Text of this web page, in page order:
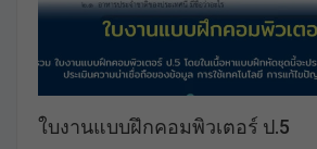
ใบงานแบบฝึกคอมพิวเตอร์ ป.5